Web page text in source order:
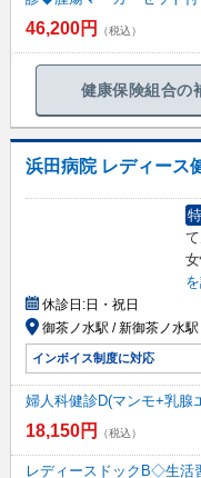
46,200円 （税込）
健康保険組合の
浜田病院 レディース
休診日:日・祝日
御茶ノ水駅 / 新御茶ノ水駅
インボイス制度に対応
婦人科健診D(マンモ+乳腺
18,150円 （税込）
レディースドックB◇生活